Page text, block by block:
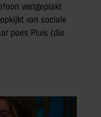
vastgeplakt
van sociale
poes Pluis (die